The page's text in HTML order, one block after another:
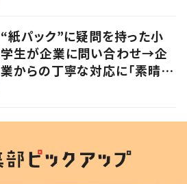
“紙パック”に疑問を持った小
学生が企業に問い合わせ→企
業からの丁寧な対応に「素晴ら